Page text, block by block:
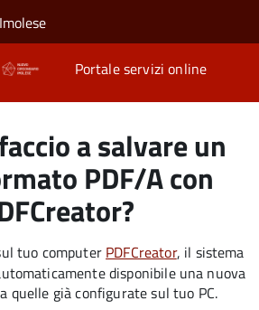
principale
Portale servizi online
a salvare un
PDF/A con
tuo computer PDFCreator, il sistema
disponibile una nuova
quelle già configurate sul tuo PC.